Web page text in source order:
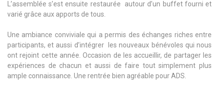
L’assemblée s’est ensuite restaurée autour d’un buffet fourni et
varié grâce aux apports de tous.
Une ambiance conviviale qui a permis des échanges riches entre
participants, et aussi d’intégrer les nouveaux bénévoles qui nous
ont rejoint cette année. Occasion de les accueillir, de partager les
expériences de chacun et aussi de faire tout simplement plus
ample connaissance. Une rentrée bien agréable pour ADS.